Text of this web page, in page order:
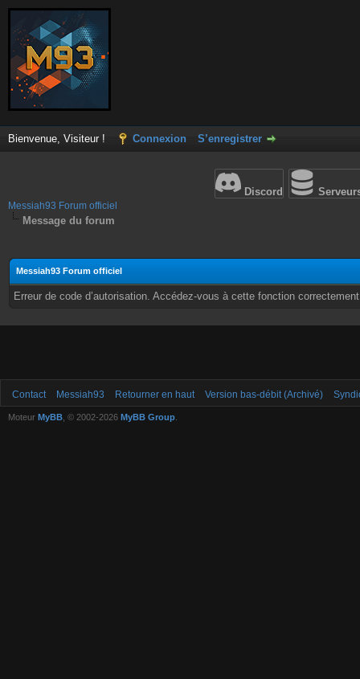
Bienvenue, Visiteur ! Connexion S’enregistrer
Discord
Messiah93 Forum officiel
Message du forum
Messiah93 Forum officiel
Erreur de code d’autorisation. Accédez-vous à cette fonction
Contact Messiah93 Retourner en haut Version bas-débit (Archivé)
Moteur MyBB , © 2002-2026 MyBB Group